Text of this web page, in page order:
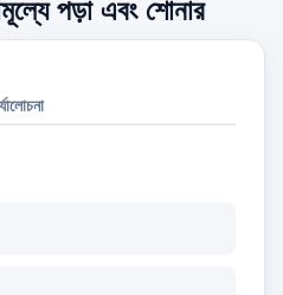
পড়া এবং শোনার